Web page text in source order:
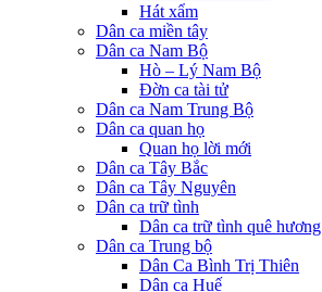
Hát xẩm
Dân ca miền tây
Dân ca Nam Bộ
Hò – Lý Nam Bộ
Đờn ca tài tử
Dân ca Nam Trung Bộ
Dân ca quan họ
Quan họ lời mới
Dân ca Tây Bắc
Dân ca Tây Nguyên
Dân ca trữ tình
Dân ca trữ tình quê hương
Dân ca Trung bộ
Dân Ca Bình Trị Thiên
Dân ca Huế